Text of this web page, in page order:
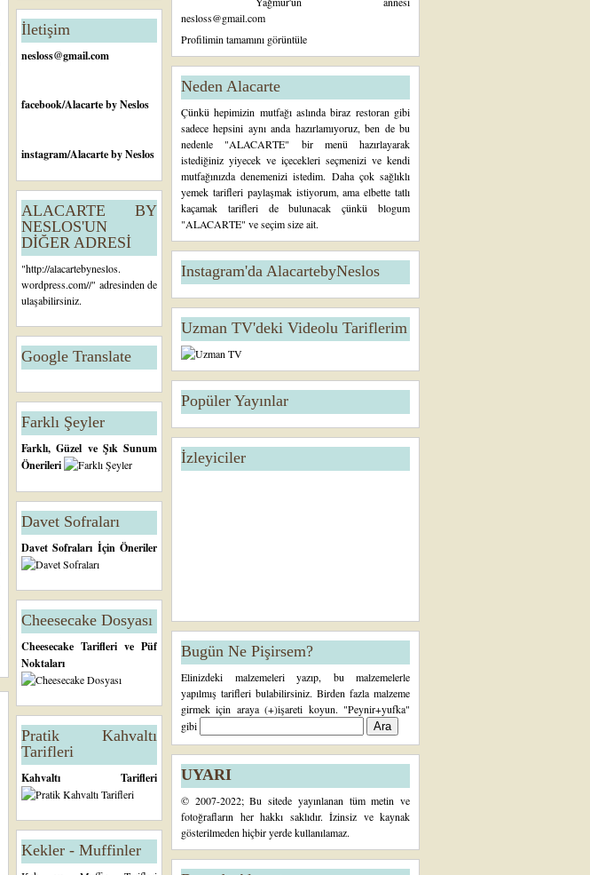
İletişim
nesloss@gmail.com
facebook/Alacarte by Neslos
instagram/Alacarte by Neslos
ALACARTE BY
NESLOS'UN
DİĞER ADRESİ
"http://alacartebyneslos.
wordpress.com//" adresinden de
ulaşabilirsiniz.
Google Translate
Farklı Şeyler
Farklı, Güzel ve Şık Sunum
Önerileri
Davet Sofraları
Davet Sofraları İçin Öneriler
Cheesecake Dosyası
Cheesecake Tarifleri ve Püf
Noktaları
Pratik Kahvaltı
Tarifleri
Kahvaltı Tarifleri
Kekler - Muffinler
nesloss@gmail.com
Profilimin tamamını görüntüle
Neden Alacarte
Çünkü hepimizin mutfağı aslında biraz restoran gibi
sadece hepsini aynı anda hazırlamıyoruz, ben de bu
nedenle "ALACARTE" bir menü hazırlayarak
istediğiniz yiyecek ve içecekleri seçmenizi ve kendi
mutfağınızda denemenizi istedim. Daha çok sağlıklı
yemek tarifleri paylaşmak istiyorum, ama elbette tatlı
kaçamak tarifleri de bulunacak çünkü blogum
"ALACARTE" ve seçim size ait.
Instagram'da AlacartebyNeslos
Uzman TV'deki Videolu Tariflerim
Popüler Yayınlar
İzleyiciler
Bugün Ne Pişirsem?
Elinizdeki malzemeleri yazıp, bu malzemelerle
yapılmış tarifleri bulabilirsiniz. Birden fazla malzeme
girmek için araya (+)işareti koyun. "Peynir+yufka"
gibi
UYARI
© 2007-2022; Bu sitede yayınlanan tüm metin ve
fotoğrafların her hakkı saklıdır. İzinsiz ve kaynak
gösterilmeden hiçbir yerde kullanılamaz.